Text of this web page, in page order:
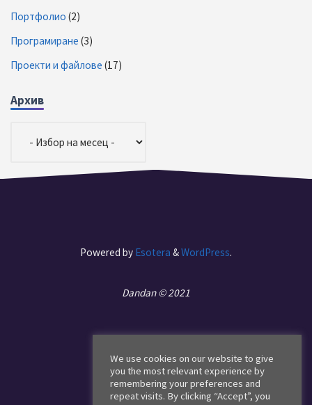
Портфолио (2)
Програмиране (3)
Проекти и файлове (17)
Архив
Powered by Esotera &WordPress.
Dandan © 2021
Начало
We use cookies on our website to give
you the most relevant experience by
remembering your preferences and
repeat visits. By clicking “Accept”, you